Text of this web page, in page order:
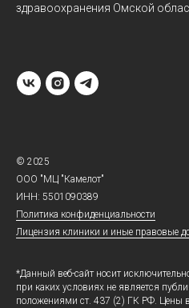
здравоохранения Омской
© 2025
ООО "МЦ "Камелот"
ИНН: 5501090389
Политика конфиденциальности
Лицензия клиники и иные правовые
*Данный веб-сайт носит
при каких условиях не является
положениями ст. 437 (2) ГК РФ. Цены в